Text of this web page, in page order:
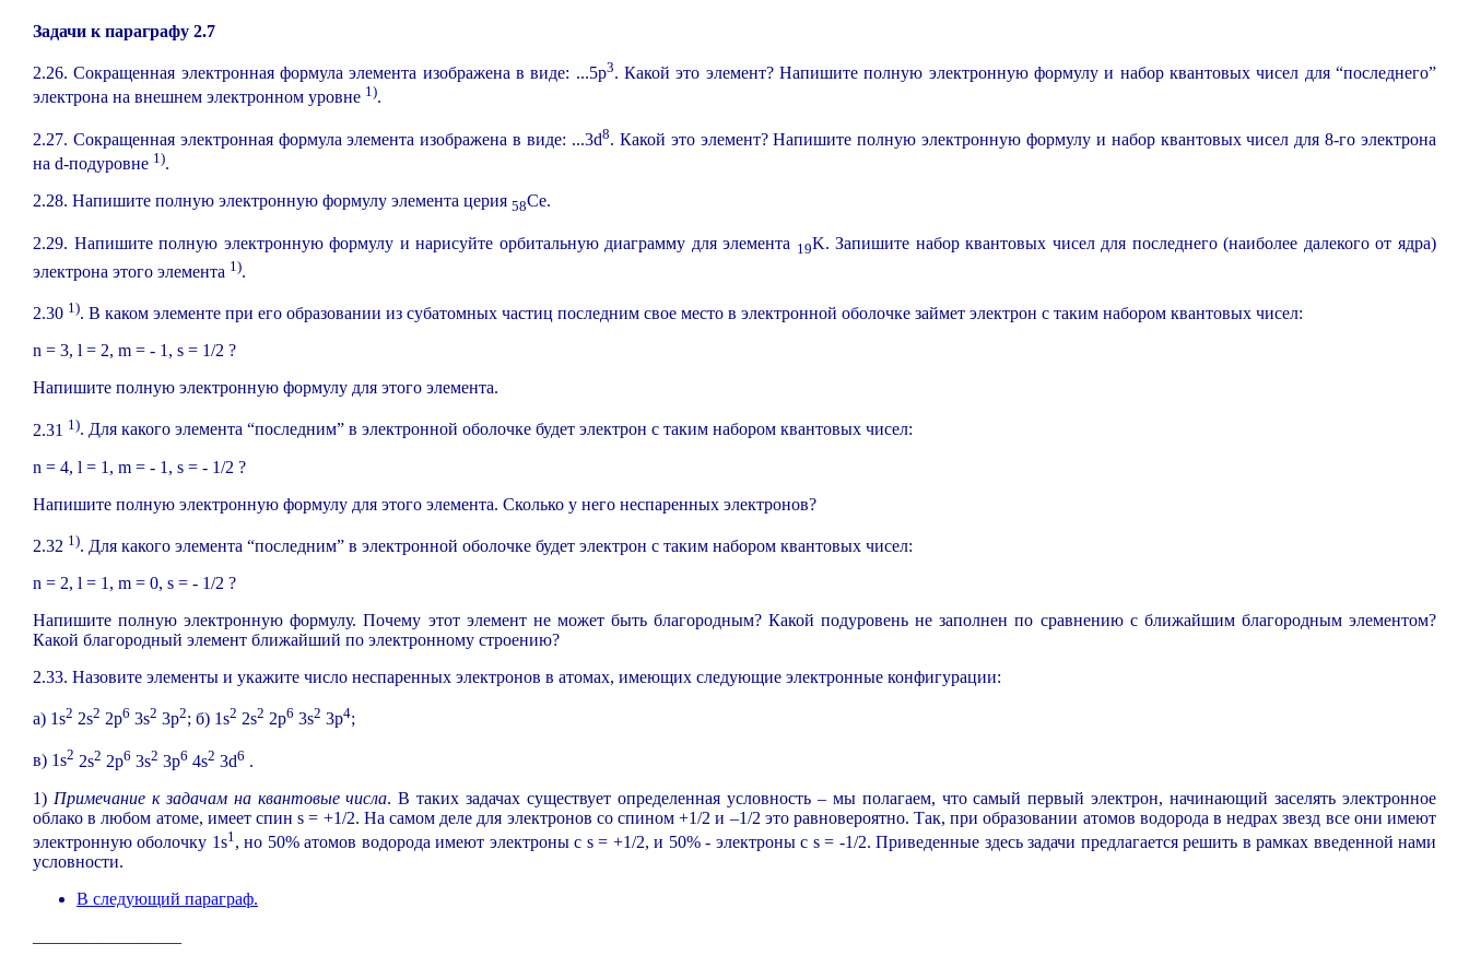
Задачи к параграфу 2.7
2.26. Сокращенная электронная формула элемента изображена в виде: ...5p3. Какой это элемент? Напишите полную электронную формулу и набор квантовых чисел для “последнего”
электрона на внешнем электронном уровне 1).
2.27. Сокращенная электронная формула элемента изображена в виде: ...3d8. Какой это элемент? Напишите полную электронную формулу и набор квантовых чисел для 8-го электрона
на d-подуровне 1).
2.28. Напишите полную электронную формулу элемента церия 58Ce.
2.29. Напишите полную электронную формулу и нарисуйте орбитальную диаграмму для элемента 19K. Запишите набор квантовых чисел для последнего (наиболее далекого от ядра)
электрона этого элемента 1).
2.30 1). В каком элементе при его образовании из субатомных частиц последним свое место в электронной оболочке займет электрон с таким набором квантовых чисел:
n = 3, l = 2, m = - 1, s = 1/2 ?
Напишите полную электронную формулу для этого элемента.
2.31 1). Для какого элемента “последним” в электронной оболочке будет электрон с таким набором квантовых чисел:
n = 4, l = 1, m = - 1, s = - 1/2 ?
Напишите полную электронную формулу для этого элемента. Сколько у него неспаренных электронов?
2.32 1). Для какого элемента “последним” в электронной оболочке будет электрон с таким набором квантовых чисел:
n = 2, l = 1, m = 0, s = - 1/2 ?
Напишите полную электронную формулу. Почему этот элемент не может быть благородным? Какой подуровень не заполнен по сравнению с ближайшим благородным элементом?
Какой благородный элемент ближайший по электронному строению?
2.33. Назовите элементы и укажите число неспаренных электронов в атомах, имеющих следующие электронные конфигурации:
а) 1s2 2s2 2p6 3s2 3p2; б) 1s2 2s2 2p6 3s2 3p4;
в) 1s2 2s2 2p6 3s2 3p6 4s2 3d6 .
1) Примечание к задачам на квантовые числа. В таких задачах существует определенная условность – мы полагаем, что самый первый электрон, начинающий заселять электронное
облако в любом атоме, имеет спинs = +1/2. На самом деле для электронов со спином+1/2и –1/2 это равновероятно. Так, при образовании атомов водорода в недрах звезд все они имеют
электронную оболочку 1s1 , но 50% атомов водорода имеют электроны с s = +1/2, и 50% - электроны с s = -1/2. Приведенные здесь задачи предлагается решить в рамках введенной нами
условности.
В следующий параграф.